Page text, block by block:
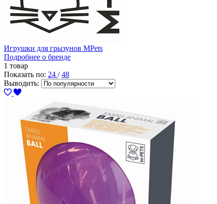
Игрушки для грызунов MPets
Подробнее о бренде
1 товар
Показать по: 24 /48
Выводить: